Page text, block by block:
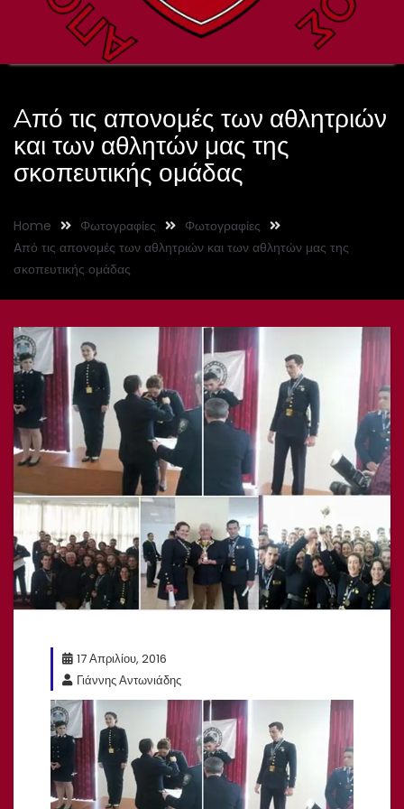
Aπό τις απονομές των αθλητριών
και των αθλητών μας της
σκοπευτικής ομάδας
Home Φωτογραφίες
Φωτογραφίες
Aπό τις απονομές των αθλητριών και των αθλητών μας της
σκοπευτικής ομάδας
17 Απριλίου, 2016
Γιάννης Αντωνιάδης